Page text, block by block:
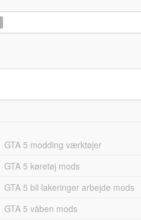
GTA 5 modding værktøjer
GTA 5 køretøj mods
GTA 5 bil lakeringer arbejde mods
GTA 5 våben mods